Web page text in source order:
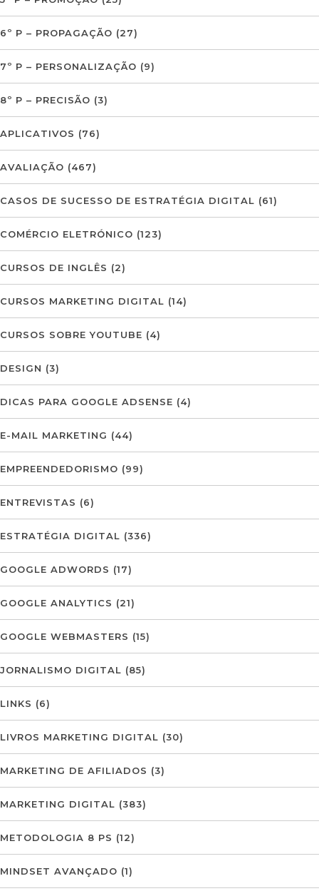
6º P – PROPAGAÇÃO (27)
7º P – PERSONALIZAÇÃO (9)
8º P – PRECISÃO (3)
APLICATIVOS (76)
AVALIAÇÃO (467)
CASOS DE SUCESSO DE ESTRATÉGIA DIGITAL (61)
COMÉRCIO ELETRÓNICO (123)
CURSOS DE INGLÊS (2)
CURSOS MARKETING DIGITAL (14)
CURSOS SOBRE YOUTUBE (4)
DESIGN (3)
DICAS PARA GOOGLE ADSENSE (4)
E-MAIL MARKETING (44)
EMPREENDEDORISMO (99)
ENTREVISTAS (6)
ESTRATÉGIA DIGITAL (336)
GOOGLE ADWORDS (17)
GOOGLE ANALYTICS (21)
GOOGLE WEBMASTERS (15)
JORNALISMO DIGITAL (85)
LINKS (6)
LIVROS MARKETING DIGITAL (30)
MARKETING DE AFILIADOS (3)
MARKETING DIGITAL (383)
METODOLOGIA 8 PS (12)
MINDSET AVANÇADO (1)